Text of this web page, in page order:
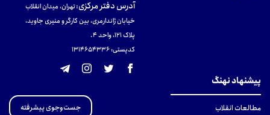
آدرس دفتر مرکزی:تهران، میدان انقلاب
خیابان ژاندارمری، بین کارگر و منیری جاوید،
پلاک 121، واحد ۴.
کدپستی: 131465433۶
پیشنهاد نهنگ
مطالعات انقلاب
جست‌وجوی پیشرفته